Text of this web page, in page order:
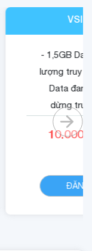
- 1,5GB
lượng truy
Data
dừng truy
không
- Quyền lợi
10.000
ĐĂNG